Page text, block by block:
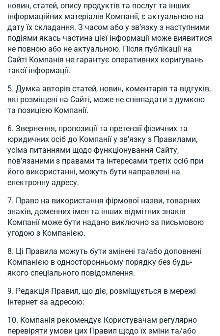
новин, статей, опису продуктів та послуг та інших
інформаційних матеріалів Компанії, є актуальною на
дату їх складання. З часом або у зв’язку з наступними
подіями якась частина цієї інформації може виявитися
не повною або не актуальною. Після публікації на
Сайті Компанія не гарантує оперативних коригувань
такої інформації.
Думка авторів статей, новин, коментарів та відгуків,
які розміщені на Сайті, може не співпадати з думкою
та позицією Компанії.
Звернення, пропозиції та претензії фізичних та
юридичних осіб до Компанії у зв’язку з Правилами,
усіма питаннями щодо функціонування Сайту,
пов’язаними з правами та інтересами третіх осіб при
його використанні, можуть бути направлені на
електронну адресу.
Право на використання фірмової назви, товарних
знаків, доменних імен та інших відмітних знаків
Компанії може бути надано виключно за письмовою
угодою з Компанією.
Ці Правила можуть бути змінені та/або доповнені
Компанією в односторонньому порядку без будь-
якого спеціального повідомлення.
Редакція Правил, що діє, розміщується в мережі
Інтернет за адресою:
Компанія рекомендує Користувачам регулярно
перевіряти умови цих Правил щодо їх зміни та/або